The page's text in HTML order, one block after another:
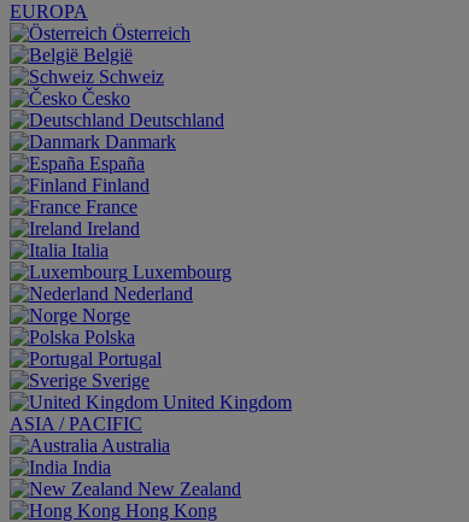
EUROPA
Österreich
België
Schweiz
Česko
Deutschland
Danmark
España
Finland
France
Ireland
Italia
Luxembourg
Nederland
Norge
Polska
Portugal
Sverige
United Kingdom
ASIA / PACIFIC
Australia
India
New Zealand
Hong Kong